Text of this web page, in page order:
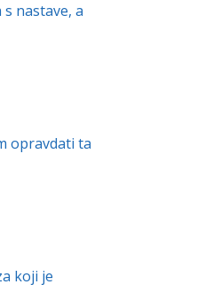
nastave, a
opravdati ta
koji je